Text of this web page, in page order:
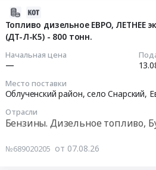
Топливо дизельное ЕВРО, ЛЕТНЕЕ
(ДТ-Л-К5) - 800 тонн.
Начальная цена
—
Место поставки
Облученский район, село Снарский,
Отрасли
Бензины. Дизельное топливо,
№689020205 от 07.08.26